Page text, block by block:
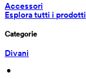
Accessori
Esplora tutti i prodotti
Categorie
Divani
•